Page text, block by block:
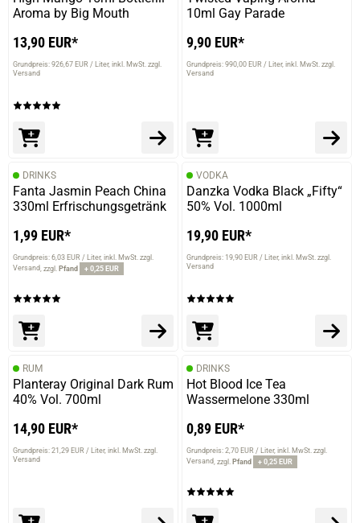
Aroma by Big Mouth
13,90 EUR*
Grundpreis: 926,67 EUR / Liter inkl. MwSt. zzgl.
Versand
10ml Gay Parade
9,90 EUR*
Grundpreis: 990,00 EUR / Liter inkl. MwSt. zzgl.
Versand
DRINKS
Fanta Jasmin Peach China
330ml Erfrischungsgetränk
1,99 EUR*
Grundpreis: 6,03 EUR / Liter inkl. MwSt. zzgl.
Versand zzgl. Pfand + 0,25 EUR
VODKA
Danzka Vodka Black „Fifty“
50% Vol. 1000ml
19,90 EUR*
Grundpreis: 19,90 EUR / Liter inkl. MwSt. zzgl.
Versand
RUM
Planteray Original Dark Rum
40% Vol. 700ml
14,90 EUR*
Grundpreis: 21,29 EUR / Liter inkl. MwSt. zzgl.
Versand
DRINKS
Hot Blood Ice Tea
Wassermelone 330ml
0,89 EUR*
Grundpreis: 2,70 EUR / Liter inkl. MwSt. zzgl.
Versand zzgl. Pfand + 0,25 EUR